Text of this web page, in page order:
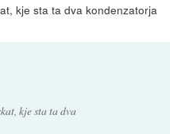
kje sta ta dva kondenzatorja
kje sta ta dva